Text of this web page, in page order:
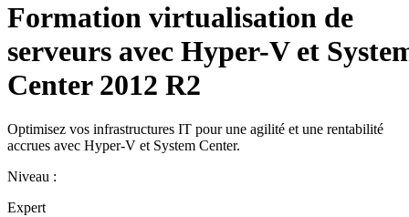
Formation virtualisation de
serveurs avec Hyper-V et
Center 2012 R2
Optimisez vos infrastructures IT pour une agilité et une rentabilité
accrues avec Hyper-V et System Center.
Niveau :
Expert